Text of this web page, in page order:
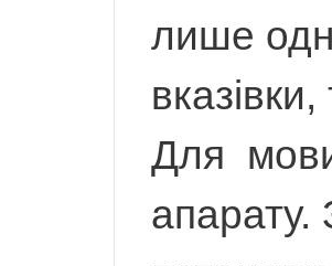
лише
Для мови
апарату.